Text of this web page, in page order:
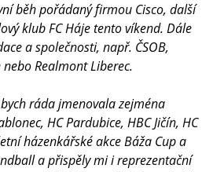
běh pořádaný firmou Cisco, další
klub FC Háje tento víkend. Dále
a společnosti, např. ČSOB,
Realmont Liberec.
ráda jmenovala zejména
HC Pardubice, HBC Jičín, HC
házenkářské akce Báža Cup a
a přispěly mi i reprezentační